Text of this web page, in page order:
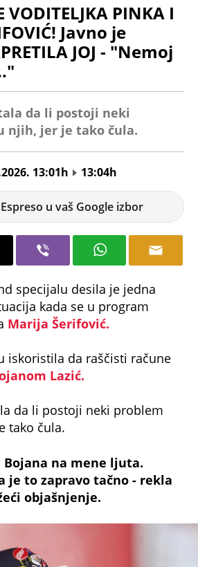
VODITELJKA PINKA I
Javno je
JOJ - "Nemoj
da li postoji neki
njih, jer je tako čula.
13:01h
13:04h
u vaš Google izbor
specijalu desila je jedna
kada se u program
Marija Šerifović.
iskoristila da raščisti račune
Lazić.
da li postoji neki problem
tako čula.
Bojana na mene ljuta.
je to zapravo tačno - rekla
objašnjenje.